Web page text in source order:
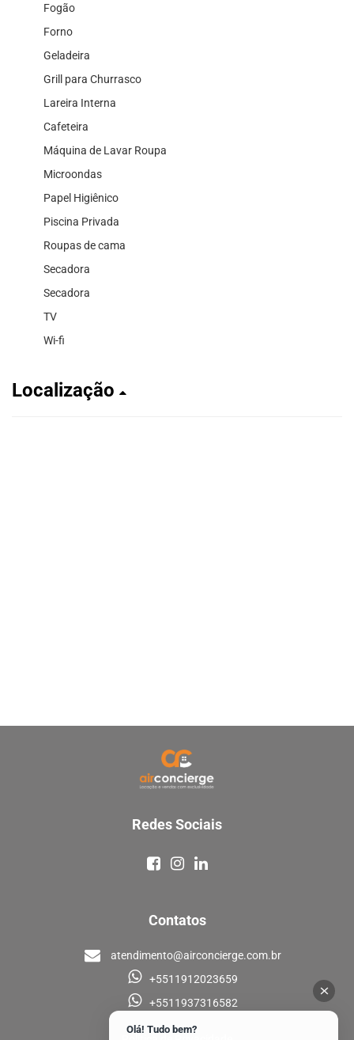
Fogão
Forno
Geladeira
Grill para Churrasco
Lareira Interna
Cafeteira
Máquina de Lavar Roupa
Microondas
Papel Higiênico
Piscina Privada
Roupas de cama
Secadora
Secadora
TV
Wi-fi
Localização
Redes Sociais
Contatos
atendimento@airconcierge.com.br
+5511912023659
+5511937316582
Olá! Tudo bem?